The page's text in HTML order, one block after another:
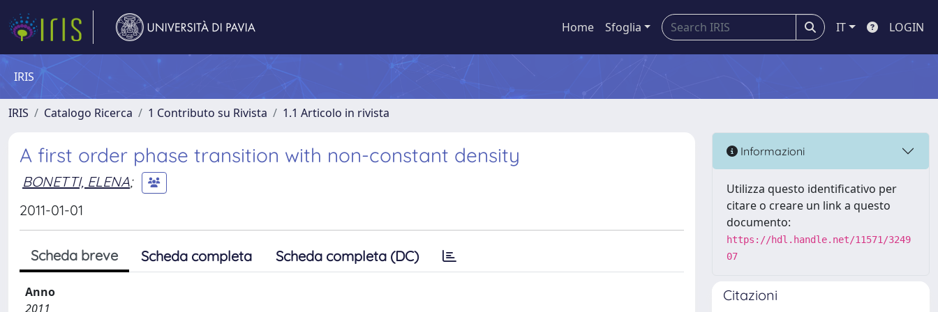
Home Sfoglia IT LOGIN
IRIS
IRIS Catalogo Ricerca 1 Contributo su Rivista 1.1 Articolo in rivista
A first order phase transition with non-constant density
BONETTI, ELENA;
2011-01-01
Scheda breve Scheda completa Scheda completa (DC)
Anno
2011
Informazioni
Utilizza questo identificativo per
citare o creare un link a questo
documento:
https://hdl.handle.net/11571/3249
07
Citazioni